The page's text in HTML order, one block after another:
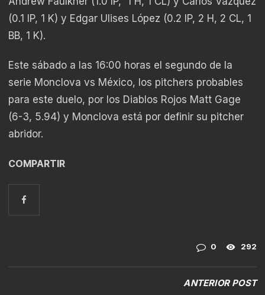
(0.1 IP, 1 K) y Edgar Ulises López (0.2 IP, 2 H, 2 CL, 1
BB, 1 K).
Este sábado a las 16:00 horas el segundo de la
serie Monclova vs México, los pitchers probables
para este duelo, por los Diablos Rojos Matt Gage
(6-3, 5.94) y Monclova está por definir su pitcher
abridor.
COMPARTIR
0 292
ANTERIOR POST